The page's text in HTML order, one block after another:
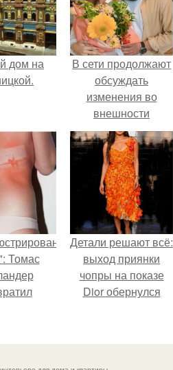
дом на
В сети продолжают
обсуждать
изменения во
внешности
актрисы.
Томас
Детали решают всё:
выход приянки
чопры на показе
Dior обернулся
пошива.